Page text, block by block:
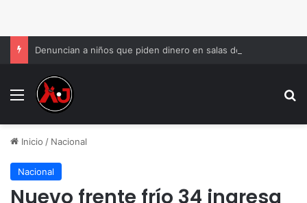
Menu
Inicio / Nacional
Nacional
Nuevo frente frío 34 ingresa